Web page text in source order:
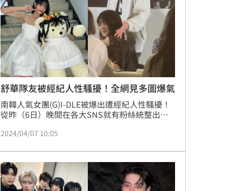
舒華隊友被經紀人性騷擾！全網見多圖爆氣
南韓人氣女團(G)I-DLE被爆出遭經紀人性騷擾！
從昨（6日）晚間在各大SNS就有粉絲統整出
女藝人正是(G)I-DLE成員Minnie，除了動手動
語，讓各網都爆氣，台灣粉絲也在社群上組織寫
mail給公司抗議。
2024/04/07 10:05